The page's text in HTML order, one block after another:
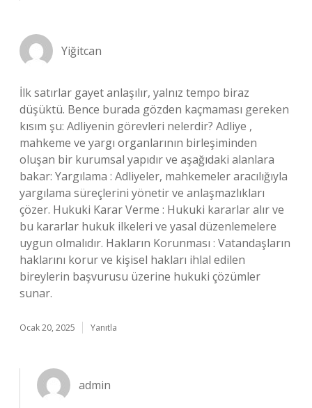
Yiğitcan
İlk satırlar gayet anlaşılır, yalnız tempo biraz
düşüktü. Bence burada gözden kaçmaması gereken
kısım şu: Adliyenin görevleri nelerdir? Adliye ,
mahkeme ve yargı organlarının birleşiminden
oluşan bir kurumsal yapıdır ve aşağıdaki alanlara
bakar: Yargılama : Adliyeler, mahkemeler aracılığıyla
yargılama süreçlerini yönetir ve anlaşmazlıkları
çözer. Hukuki Karar Verme : Hukuki kararlar alır ve
bu kararlar hukuk ilkeleri ve yasal düzenlemelere
uygun olmalıdır. Hakların Korunması : Vatandaşların
haklarını korur ve kişisel hakları ihlal edilen
bireylerin başvurusu üzerine hukuki çözümler
sunar.
Ocak 20, 2025 Yanıtla
admin